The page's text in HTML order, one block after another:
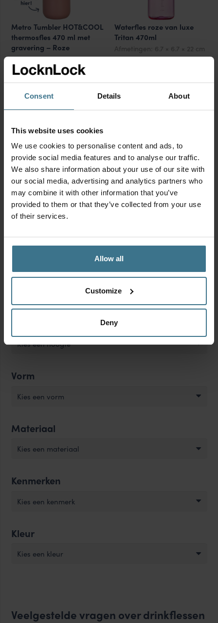
Consent Details About
This website uses cookies
We use cookies to personalise content and ads, to
provide social media features and to analyse our traffic.
We also share information about your use of our site with
our social media, advertising and analytics partners who
may combine it with other information that you’ve
provided to them or that they’ve collected from your use
of their services.
Allow all
Customize
Deny
Inhoud
Kies een inhoudsklasse
Lengte
Kies een lengte
Breedte
Kies een hoogte
Vorm
Kies een vorm
Materiaal
Kies een materiaal
Kenmerken
Kies een kenmerk
Kleur
Kies een kleur
Metro Tumbler HOT&COOL
thermosfles 470 ml met
gravering – Roze
Afmetingen:7 × 7 × 22 cm
BPA vrij
€32.50
Oorspronkelijke
was:25.50
Huidige
Waterfles roze van luxe
Tritan 470ml
Afmetingen: 6.7 × 6.7 × 22 cm
was:
€8.99.
€3.95
is:
€3.95.
Waterfles
roze
Tritan
470ml
aantal
1 2 3
Veelgestelde vragen over drinkflessen